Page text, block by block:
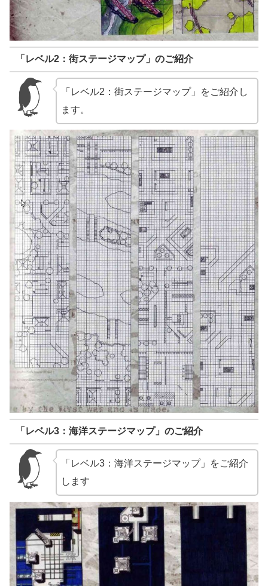
「レベル2：街ステージマップ」のご紹介
「レベル2：街ステージマップ」をご紹介し
ます。
「レベル3：海洋ステージマップ」のご紹介
「レベル3：海洋ステージマップ」をご紹介
します